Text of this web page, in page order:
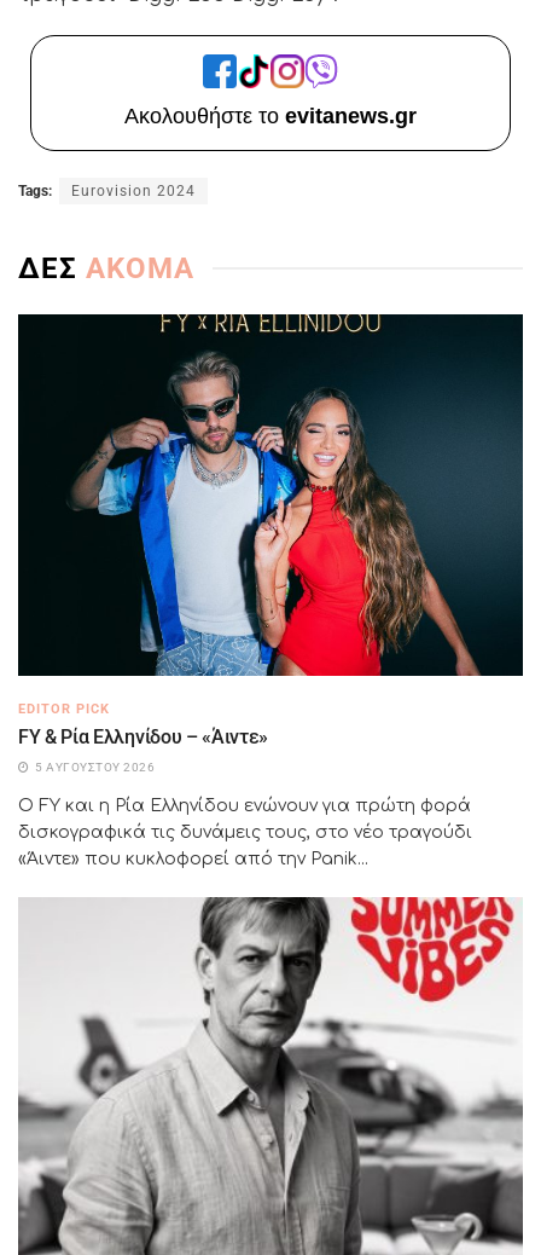
Ακολουθήστε το evitanews.gr
Tags: Eurovision 2024
ΔΕΣ ΑΚΟΜΑ
EDITOR PICK
FY & Ρία Ελληνίδου – «Άιντε»
5 ΑΥΓΟΎΣΤΟΥ 2026
Ο FY και η Ρία Ελληνίδου ενώνουν για πρώτη φορά
δισκογραφικά τις δυνάμεις τους, στο νέο τραγούδι
«Άιντε» που κυκλοφορεί από την Panik...